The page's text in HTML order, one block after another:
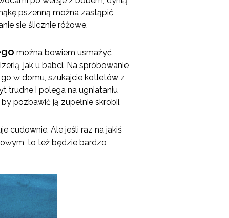
pszenną można zastąpić
się ślicznie różowe.
można bowiem usmażyć
jak u babci. Na spróbowanie
w domu, szukajcie kotletów z
trudne i polega na ugniataniu
pozbawić ją zupełnie skrobii.
cudownie. Ale jeśli raz na jakiś
to też będzie bardzo